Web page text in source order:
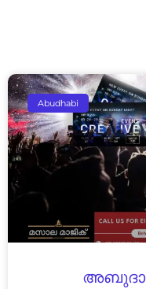
Abudhabi